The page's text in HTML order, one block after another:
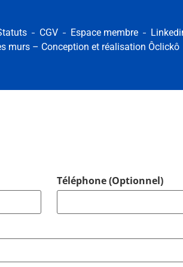
CGV Espace membre
murs – Conception et réalisation Ôclickô
Téléphone (Optionnel)